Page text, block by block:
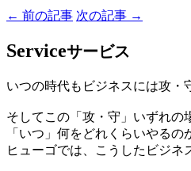
← 前の記事 次の記事 →
Serviceサービス
いつの時代もビジネスには攻・
そしてこの「攻・守」いずれの
「いつ」何をどれくらいやる
ヒューゴでは、こうしたビジネ